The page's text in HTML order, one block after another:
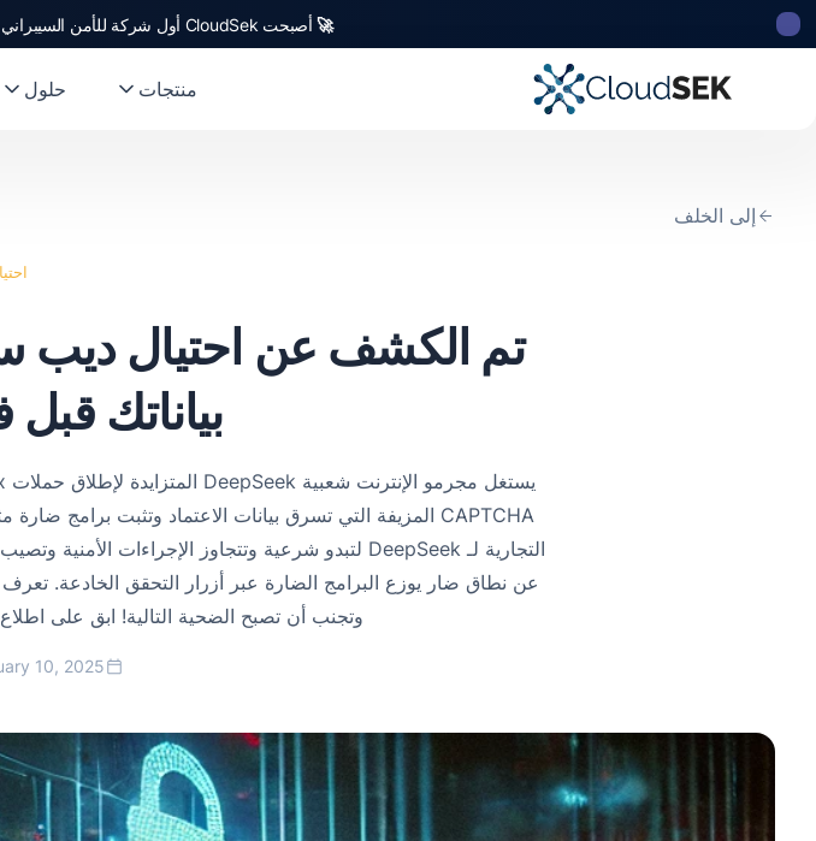
🚀 أصبحت CloudSek أول شركة للأمن السيبراني من أصل هندي تتلقى استثمارات منها
منتجات حلول
إلى الخلف
تم الكشف عن احتيال ديب
بياناتك
وتجنب أن تصبح الضحية التالية! ابق على
10, 2025